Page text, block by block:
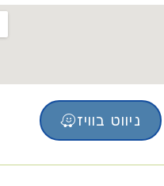
ניווט בוויז